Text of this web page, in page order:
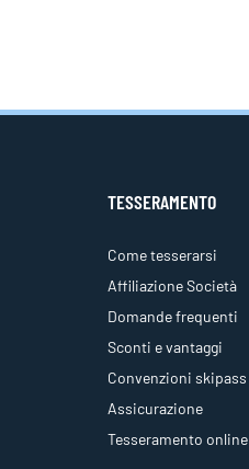
TESSERAMENTO
Come tesserarsi
Affiliazione Società
Domande frequenti
Sconti e vantaggi
Convenzioni skipass
Assicurazione
Tesseramento online